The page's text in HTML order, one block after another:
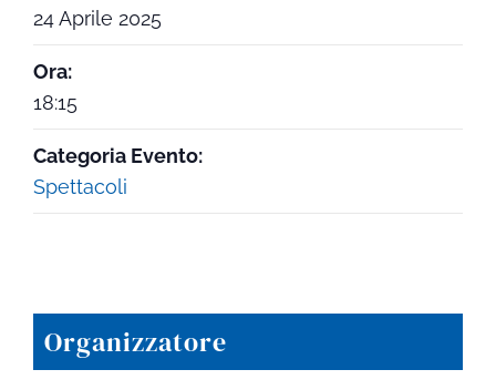
24 Aprile 2025
Ora:
18:15
Categoria Evento:
Spettacoli
Organizzatore